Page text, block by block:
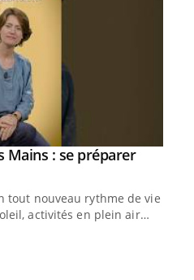
Mains : se préparer
nouveau rythme de vie !
activités en plein air…